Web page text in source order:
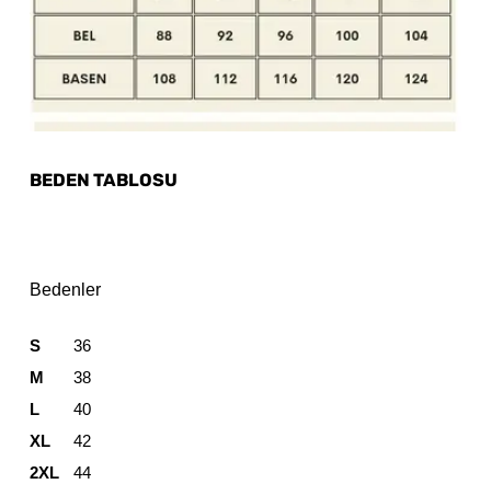
BEDEN TABLOSU
Bedenler
S
36
M
38
L
40
XL
42
2XL
44